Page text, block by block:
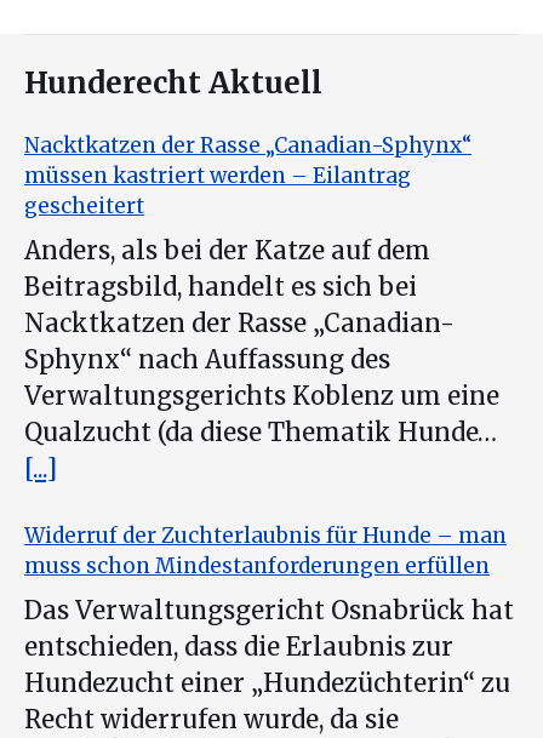
Hunderecht Aktuell
Nacktkatzen der Rasse „Canadian-Sphynx“
müssen kastriert werden – Eilantrag
gescheitert
Anders, als bei der Katze auf dem
Beitragsbild, handelt es sich bei
Nacktkatzen der Rasse „Canadian-
Sphynx“ nach Auffassung des
Verwaltungsgerichts Koblenz um eine
Qualzucht (da diese Thematik Hunde…
[...]
Widerruf der Zuchterlaubnis für Hunde – man
muss schon Mindestanforderungen erfüllen
Das Verwaltungsgericht Osnabrück hat
entschieden, dass die Erlaubnis zur
Hundezucht einer „Hundezüchterin“ zu
Recht widerrufen wurde, da sie